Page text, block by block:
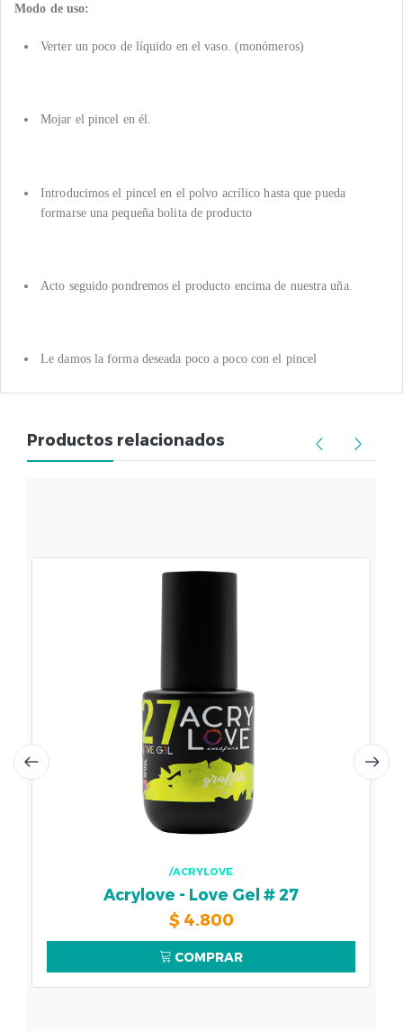
Modo de uso:
Verter un poco de líquido en el vaso. (monómeros)
Mojar el pincel en él.
Introducimos el pincel en el polvo acrílico hasta que pueda
formarse una pequeña bolita de producto
Acto seguido pondremos el producto encima de nuestra uña.
Le damos la forma deseada poco a poco con el pincel
Productos relacionados
/ACRYLOVE
Acrylove - Love Gel # 27
$ 4.800
COMPRAR